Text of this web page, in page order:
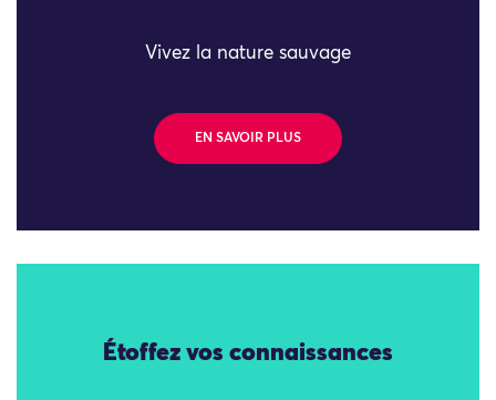
Vivez la nature sauvage
EN SAVOIR PLUS
Étoffez vos connaissances